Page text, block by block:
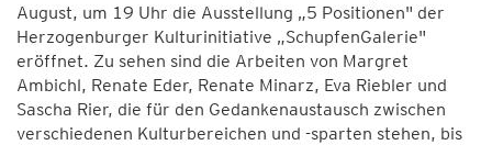
August, um 19 Uhr die Ausstellung „5 Positionen" der
Herzogenburger Kulturinitiative „SchupfenGalerie"
eröffnet. Zu sehen sind die Arbeiten von Margret
Ambichl, Renate Eder, Renate Minarz, Eva Riebler und
Sascha Rier, die für den Gedankenaustausch zwischen
verschiedenen Kulturbereichen und -sparten stehen, bis